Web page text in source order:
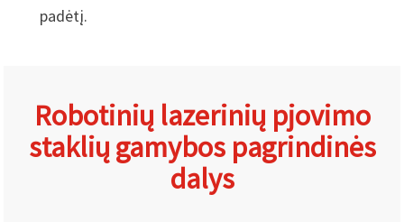
padėtį.
Robotinių lazerinių pjovimo
staklių gamybos pagrindinės
dalys